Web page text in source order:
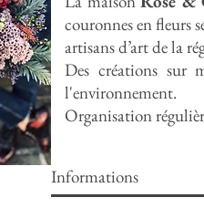
couronnes en fleurs
artisans d’art de la
Des créations sur
l'environnement.
Organisation
Informations